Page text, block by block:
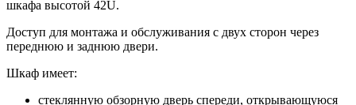
шкафа высотой 42U.
Доступ для монтажа и обслуживания с двух сторон через
переднюю и заднюю двери.
Шкаф имеет:
стеклянную обзорную дверь спереди, открывающуюся